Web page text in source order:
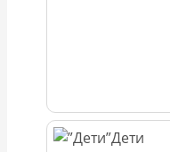
Дети